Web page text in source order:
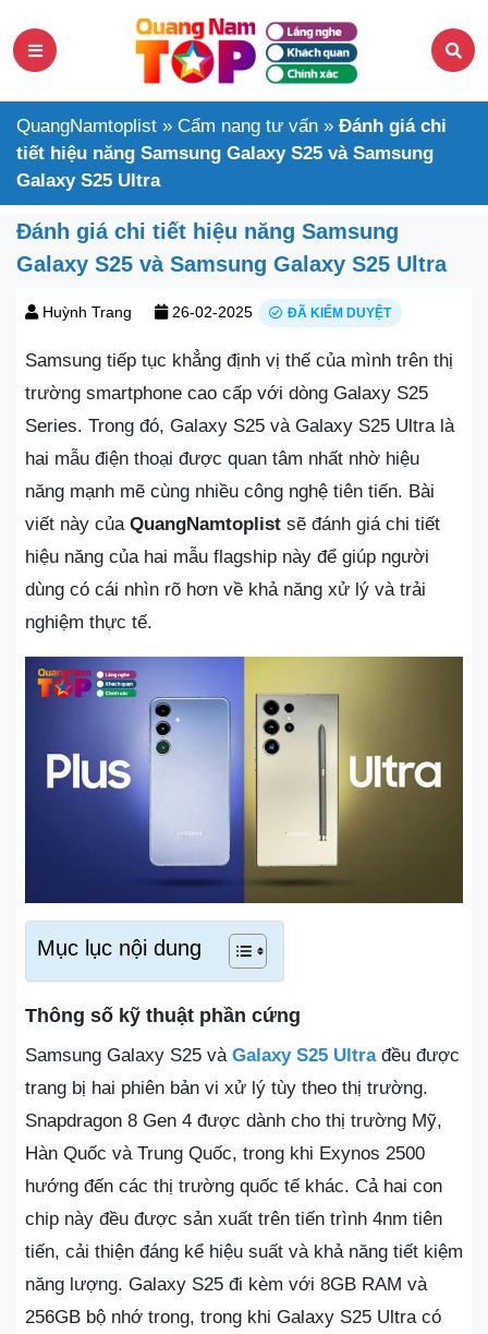
QuangNamtoplist » Cẩm nang tư vấn » Đánh giá chi
tiết hiệu năng Samsung Galaxy S25 và Samsung
Galaxy S25 Ultra
Đánh giá chi tiết hiệu năng Samsung
Galaxy S25 và Samsung Galaxy S25 Ultra
Huỳnh Trang 26-02-2025 ĐÃ KIỂM DUYỆT
Samsung tiếp tục khẳng định vị thế của mình trên thị
trường smartphone cao cấp với dòng Galaxy S25
Series. Trong đó, Galaxy S25 và Galaxy S25 Ultra là
hai mẫu điện thoại được quan tâm nhất nhờ hiệu
năng mạnh mẽ cùng nhiều công nghệ tiên tiến. Bài
viết này của QuangNamtoplist sẽ đánh giá chi tiết
hiệu năng của hai mẫu flagship này để giúp người
dùng có cái nhìn rõ hơn về khả năng xử lý và trải
nghiệm thực tế.
Mục lục nội dung
Thông số kỹ thuật phần cứng
Samsung Galaxy S25 và Galaxy S25 Ultrađều được
trang bị hai phiên bản vi xử lý tùy theo thị trường.
Snapdragon 8 Gen 4 được dành cho thị trường Mỹ,
Hàn Quốc và Trung Quốc, trong khi Exynos 2500
hướng đến các thị trường quốc tế khác. Cả hai con
chip này đều được sản xuất trên tiến trình 4nm tiên
tiến, cải thiện đáng kể hiệu suất và khả năng tiết kiệm
năng lượng. Galaxy S25 đi kèm với 8GB RAM và
256GB bộ nhớ trong, trong khi Galaxy S25 Ultra có